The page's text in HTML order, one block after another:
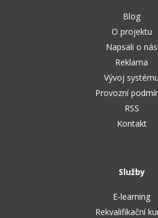
Blog
O projektu
Napsali o nás
Reklama
Vývoj systému
Provozní
RSS
Kontakt
Služby
E-learning
Rekvalifikační